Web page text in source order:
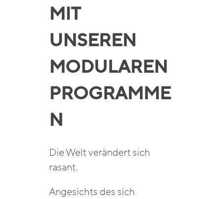
MIT
UNSEREN
MODULAREN
PROGRAMME
N
Die Welt verändert sich
rasant.
Angesichts des sich